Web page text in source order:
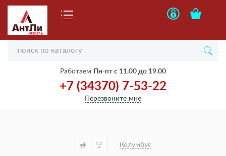
Работаем Пн-пт с 11.00 до 19.00
+7 (34370) 7-53-22
Перезвоните мне
Колумбус